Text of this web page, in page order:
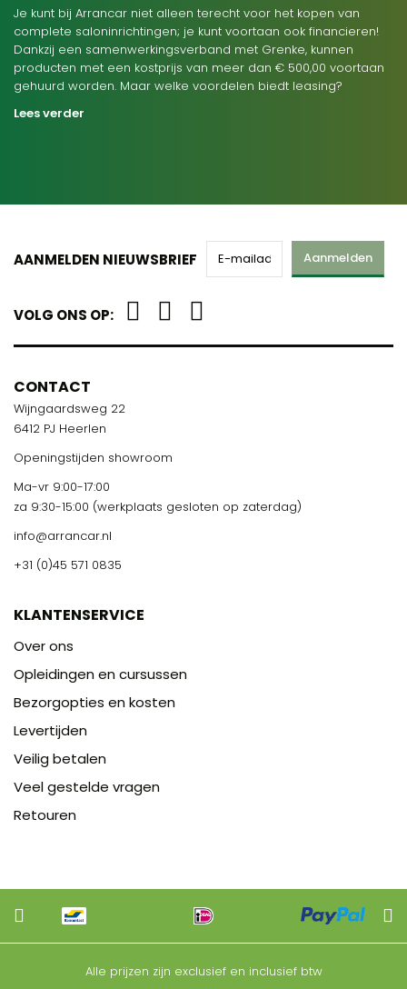
Je kunt bij Arrancar niet alleen terecht voor het kopen van
complete saloninrichtingen; je kunt voortaan ook financieren!
Dankzij een samenwerkingsverband met Grenke, kunnen
producten met een kostprijs van meer dan € 500,00 voortaan
gehuurd worden. Maar welke voordelen biedt leasing?
Lees verder
AANMELDEN NIEUWSBRIEF Aanmelden
VOLG ONS OP:
CONTACT
Wijngaardsweg 22
6412 PJ Heerlen
Openingstijden showroom
Ma-vr 9:00-17:00
za 9:30-15:00 (werkplaats gesloten op zaterdag)
info@arrancar.nl
+31 (0)45 571 0835
KLANTENSERVICE
Over ons
Opleidingen en cursussen
Bezorgopties en kosten
Levertijden
Veilig betalen
Veel gestelde vragen
Retouren
Alle prijzen zijn exclusief en inclusief btw